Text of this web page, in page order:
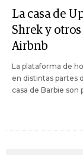
La casa de
Shrek y
Airbnb
La plataforma de
en distintas partes
casa de Barbie son